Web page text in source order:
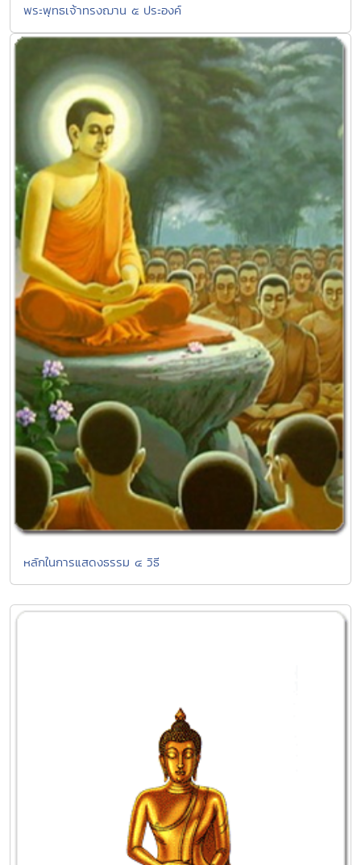
พระพุทธเจ้าทรงฌาน ๕ ประองค์
หลักในการแสดงธรรม ๔ วิธี